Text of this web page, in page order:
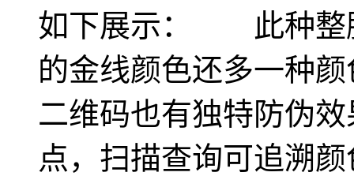
如下展示： 此种整
的金线颜色还多一种
二维码也有独特防伪
点，扫描查询可追溯